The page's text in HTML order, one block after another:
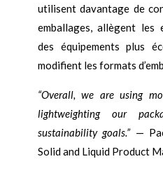
utilisent davantage de
emballages, allègent les
des équipements plus
modifient les formats
“Overall, we are using
lightweighting our
sustainability goals.”—
Solid and Liquid Product